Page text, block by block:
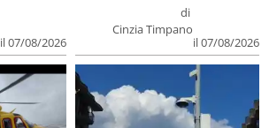
il 07/08/2026
di
Cinzia Timpano
il 07/08/2026